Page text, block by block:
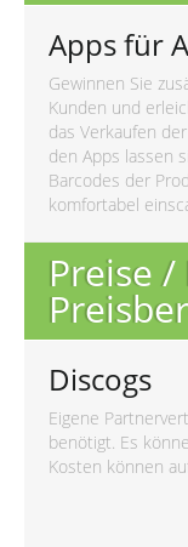
Apps für
Gewinnen Sie
Kunden und
das Verkaufen
den Apps lassen
Barcodes der
komfortabel
Preise
Discogs
Eigene
benötigt. Es
Kosten können